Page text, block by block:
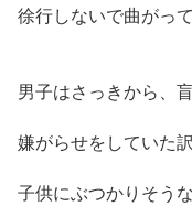
徐行しないで曲がっ
男子はさっきから、
嫌がらせをしていた
子供にぶつかりそう